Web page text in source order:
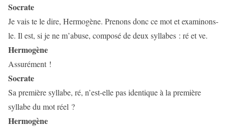
Socrate
Je vais te le dire, Hermogène. Prenons donc ce mot et examinons-
le. Il est, si je ne m’abuse, composé de deux syllabes : ré et ve.
Hermogène
Assurément !
Socrate
Sa première syllabe, ré, n’est-elle pas identique à la première
syllabe du mot réel ?
Hermogène